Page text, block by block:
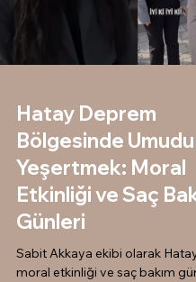
Hatay Deprem
Bölgesinde Umudu
Yeşertmek: Moral
Etkinliği ve Saç
Günleri
Sabit Akkaya ekibi olarak
moral etkinliği ve saç bakım